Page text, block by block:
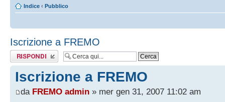
Indice ‹ Pubblico
Iscrizione a FREMO
Rispondi al
messaggio
Iscrizione a FREMO
da FREMO admin » mer gen 31, 2007 11:02 am